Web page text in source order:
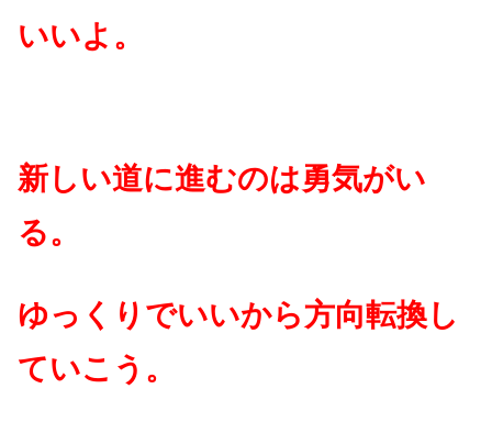
いいよ。
新しい道に進むのは勇気がい
る。
ゆっくりでいいから方向転換し
ていこう。